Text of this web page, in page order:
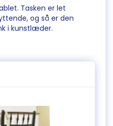
Tasken er let
og så er den
i kunstlæder.